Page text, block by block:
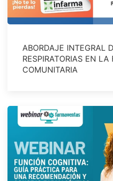
ABORDAJE INTEGRAL
RESPIRATORIAS EN LA
COMUNITARIA